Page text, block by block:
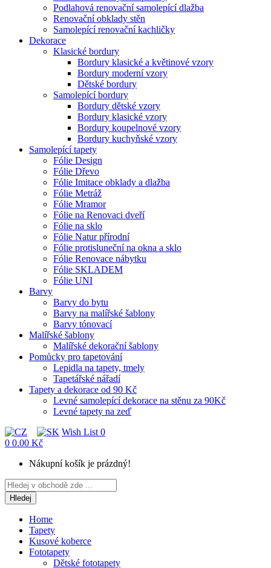
Podlahová renovační samolepící dlažba
Renovační obklady stěn
Samolepící renovační kachličky
Dekorace
Klasické bordury
Bordury klasické a květinové vzory
Bordury moderní vzory
Dětské bordury
Samolepící bordury
Bordury dětské vzory
Bordury klasické vzory
Bordury koupelnové vzory
Bordury kuchyňské vzory
Samolepící tapety
Fólie Design
Fólie Dřevo
Fólie Imitace obklady a dlažba
Fólie Metráž
Fólie Mramor
Fólie na Renovaci dveří
Fólie na sklo
Fólie Natur přírodní
Fólie protisluneční na okna a sklo
Fólie Renovace nábytku
Fólie SKLADEM
Fólie UNI
Barvy
Barvy do bytu
Barvy na malířské šablony
Barvy tónovací
Malířské šablony
Malířské dekorační šablony
Pomůcky pro tapetování
Lepidla na tapety, tmely
Tapetářské nářadí
Tapety a dekorace od 90 Kč
Levné samolepící dekorace na stěnu za 90Kč
Levné tapety na zeď
Wish List 0
0 0.00 Kč
Nákupní košík je prázdný!
Hledej
Home
Tapety
Kusové koberce
Fototapety
Dětské fototapety